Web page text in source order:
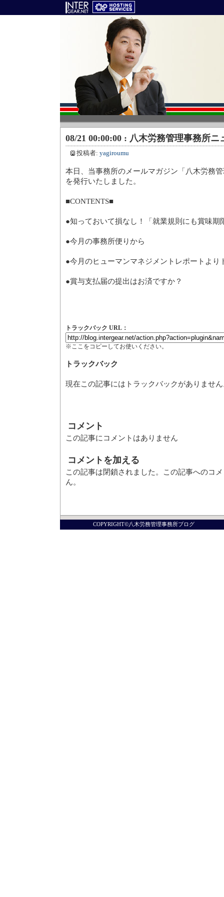
08/21 00:00:00 : 八木労務管理事務所ニ
投稿者: yagiroumu
本日、当事務所のメールマガジン「八木労務
を発行いたしました。
■CONTENTS■
●知っておいて損なし！「就業規則にも賞
●今月の事務所便りから
●今月のヒューマンマネジメントレ
●賞与支払届の提出はお済ですか？
トラックバック URL：
※ここをコピーしてお使いください。
トラックバック
現在この記事にはトラックバックがありませ
コメント
この記事にコメントはありません
コメントを加える
この記事は閉鎖されました。この記事へのコ
ん。
COPYRIGHT©八木労務管理事務所ブログ